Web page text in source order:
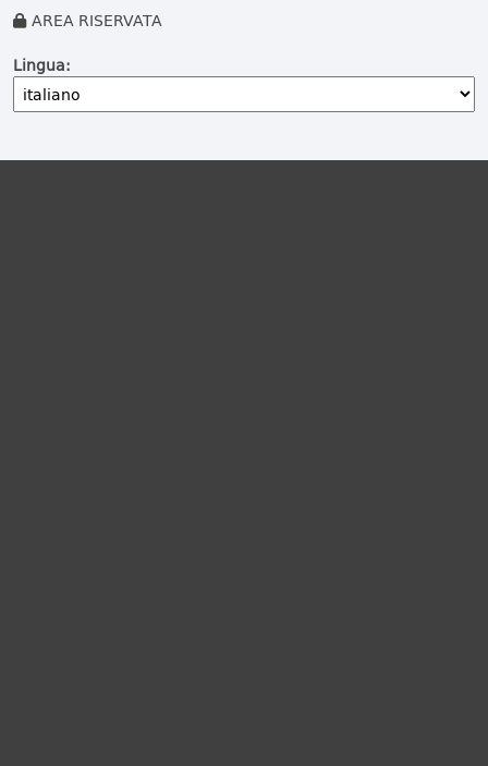
AREA RISERVATA
Lingua